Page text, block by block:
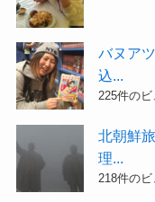
バヌア
込...
225件のビ
北朝鮮
理...
218件のビ